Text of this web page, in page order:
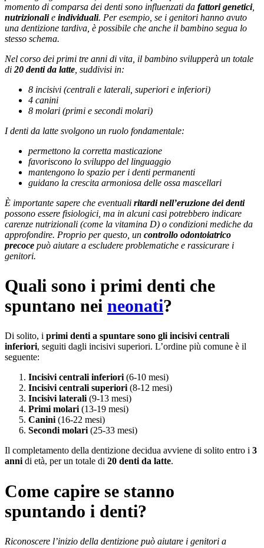
momento di comparsa dei denti sono influenzati da fattori genetici,
nutrizionalie individuali. Per esempio, se i genitori hanno avuto
una dentizione tardiva, è possibile che anche il bambino segua lo
stesso schema.
Nel corso dei primi tre anni di vita, il bambino svilupperà un totale
di 20 denti da latte , suddivisi in:
8 incisivi (centrali e laterali, superiori e inferiori)
4 canini
8 molari (primi e secondi molari)
I denti da latte svolgono un ruolo fondamentale:
permettono la corretta masticazione
favoriscono lo sviluppo del linguaggio
mantengono lo spazio per i denti permanenti
guidano la crescita armoniosa delle ossa mascellari
È importante sapere che eventuali ritardi nell’eruzione dei denti
possono essere fisiologici, ma in alcuni casi potrebbero indicare
carenze nutrizionali (come la vitamina D) o condizioni mediche da
approfondire. Proprio per questo, un controllo odontoiatrico
precoce può aiutare a escludere problematiche e rassicurare i
genitori.
Quali sono i primi denti che
spuntano nei neonati?
Di solito, i primi denti a spuntare sono gli incisivi centrali
inferiori, seguiti dagli incisivi superiori. L’ordine più comune è il
seguente:
Incisivi centrali inferiori (6-10 mesi)
Incisivi centrali superiori (8-12 mesi)
Incisivi laterali (9-13 mesi)
Primi molari (13-19 mesi)
Canini (16-22 mesi)
Secondi molari (25-33 mesi)
Il completamento della dentizione decidua avviene di solito entro i 3
anni di età, per un totale di 20 denti da latte.
Come capire se stanno
spuntando i denti?
Riconoscere l’inizio della dentizione può aiutare i genitori a